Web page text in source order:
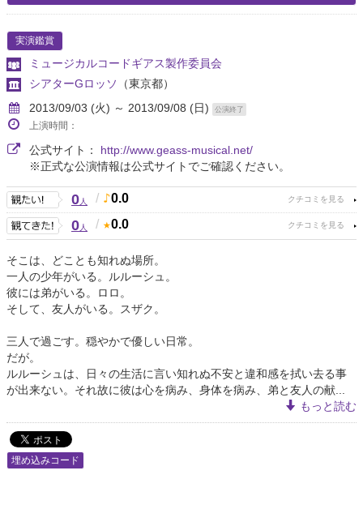
実演鑑賞
ミュージカルコードギアス製作委員会
シアターGロッソ
（東京都）
2013/09/03 (火) ～ 2013/09/08 (日)
公演終了
上演時間：
公式サイト： http://www.geass-musical.net/
※正式な公演情報は公式サイトでご確認ください。
0人 / 0.0
0人 / 0.0
そこは、どことも知れぬ場所。
一人の少年がいる。ルルーシュ。
彼には弟がいる。ロロ。
そして、友人がいる。スザク。
三人で過ごす。穏やかで優しい日常。
だが。
ルルーシュは、日々の生活に言い知れぬ不安と違和感を拭い去る事
が出来ない。それ故に彼は心を病み、身体を病み、弟と友人の献...
もっと読む
埋め込みコード